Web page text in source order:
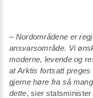
– Nordområdene er
ansvarsområde. Vi
moderne, levende og
at Arktis fortsatt
gjerne høre fra så
dette, sier statsminister